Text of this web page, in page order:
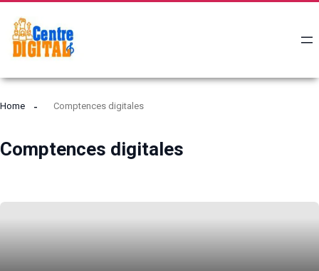
Home Comptences digitales
Comptences digitales